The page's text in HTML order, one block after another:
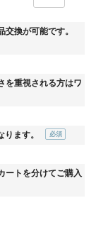
換が可能です。
を重視される方はワ
ります。
ートを分けてご購入